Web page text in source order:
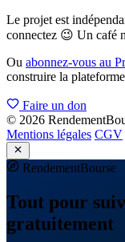
Le projet est
connectez 😉 Un café
Ou abonnez-vous au
construire la
Faire un don
© 2026
Mentions légales CGV
RendementBourse
Tout pour
gratuitement